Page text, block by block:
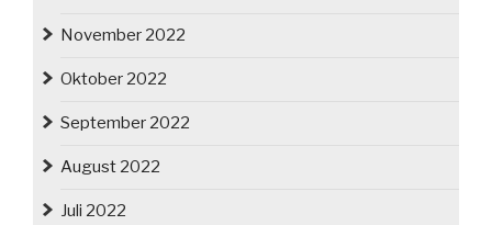
November 2022
Oktober 2022
September 2022
August 2022
Juli 2022